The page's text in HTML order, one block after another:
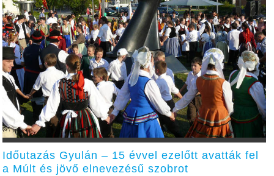
Időutazás Gyulán – 15 évvel ezelőtt avatták fel
a Múlt és jövő elnevezésű szobrot